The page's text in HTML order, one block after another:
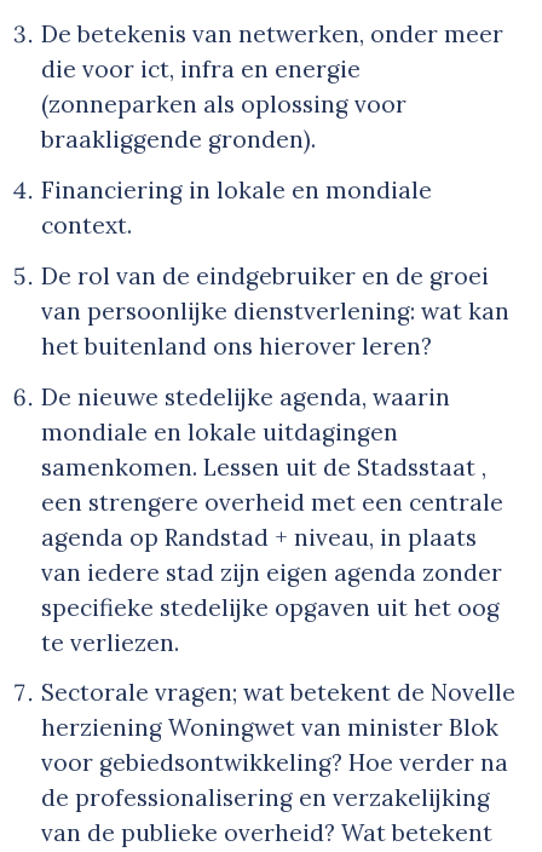
De betekenis van netwerken, onder meer
die voor ict, infra en energie
(zonneparken als oplossing voor
braakliggende gronden).
Financiering in lokale en mondiale
context.
De rol van de eindgebruiker en de groei
van persoonlijke dienstverlening: wat kan
het buitenland ons hierover leren?
De nieuwe stedelijke agenda, waarin
mondiale en lokale uitdagingen
samenkomen. Lessen uit de Stadsstaat ,
een strengere overheid met een centrale
agenda op Randstad + niveau, in plaats
van iedere stad zijn eigen agenda zonder
specifieke stedelijke opgaven uit het oog
te verliezen.
Sectorale vragen; wat betekent de Novelle
herziening Woningwet van minister Blok
voor gebiedsontwikkeling? Hoe verder na
de professionalisering en verzakelijking
van de publieke overheid? Wat betekent